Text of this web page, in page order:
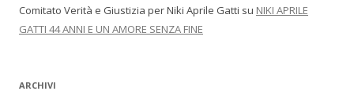
Comitato Verità e Giustizia per Niki Aprile Gatti su NIKI APRILE
GATTI 44 ANNI E UN AMORE SENZA FINE
ARCHIVI